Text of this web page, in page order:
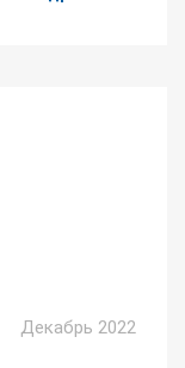
Декабрь 2022